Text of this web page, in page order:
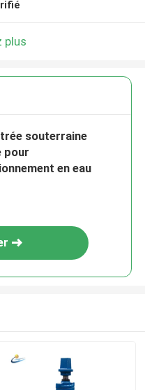
plus
souterraine
pour
en eau